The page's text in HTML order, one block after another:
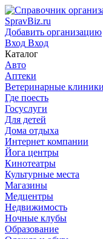
SpravBiz.ru
Добавить организацию
Вход Вход
Каталог
Авто
Аптеки
Ветеринарные клиники
Где поесть
Госуслуги
Для детей
Дома отдыха
Интернет компании
Йога центры
Кинотеатры
Культурные места
Магазины
Медцентры
Недвижимость
Ночные клубы
Образование